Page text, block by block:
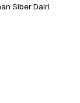
Siber Dairi